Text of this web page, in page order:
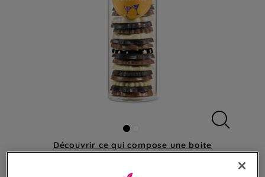
Découvrir ce qui compose une boite